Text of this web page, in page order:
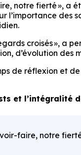
notre fierté », a
l’importance
croisés », a
d’évolution des
de réflexion et
et l’intégralité
faire, notre